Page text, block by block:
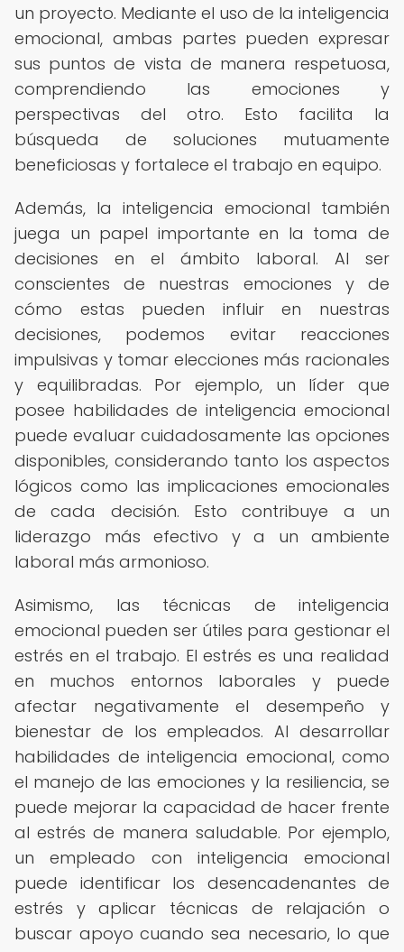
un proyecto. Mediante el uso de la inteligencia
emocional, ambas partes pueden expresar
sus puntos de vista de manera respetuosa,
comprendiendo las emociones y
perspectivas del otro. Esto facilita la
búsqueda de soluciones mutuamente
beneficiosas y fortalece el trabajo en equipo.
Además, la inteligencia emocional también
juega un papel importante en la toma de
decisiones en el ámbito laboral. Al ser
conscientes de nuestras emociones y de
cómo estas pueden influir en nuestras
decisiones, podemos evitar reacciones
impulsivas y tomar elecciones más racionales
y equilibradas. Por ejemplo, un líder que
posee habilidades de inteligencia emocional
puede evaluar cuidadosamente las opciones
disponibles, considerando tanto los aspectos
lógicos como las implicaciones emocionales
de cada decisión. Esto contribuye a un
liderazgo más efectivo y a un ambiente
laboral más armonioso.
Asimismo, las técnicas de inteligencia
emocional pueden ser útiles para gestionar el
estrés en el trabajo. El estrés es una realidad
en muchos entornos laborales y puede
afectar negativamente el desempeño y
bienestar de los empleados. Al desarrollar
habilidades de inteligencia emocional, como
el manejo de las emociones y la resiliencia, se
puede mejorar la capacidad de hacer frente
al estrés de manera saludable. Por ejemplo,
un empleado con inteligencia emocional
puede identificar los desencadenantes de
estrés y aplicar técnicas de relajación o
buscar apoyo cuando sea necesario, lo que